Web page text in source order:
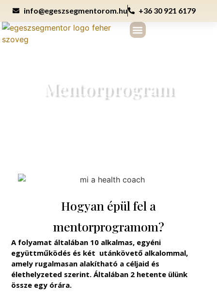
info@egeszsegmentorom.hu +36 30 921 6179
Mentorprogram
Hogyan épül fel a
mentorprogramom?
A folyamat általában 10 alkalmas, egyéni
együttműködés és két utánkövető alkalommal,
amely rugalmasan alakítható a céljaid és
élethelyzeted szerint.Általában 2 hetente ülünk
össze egy órára.